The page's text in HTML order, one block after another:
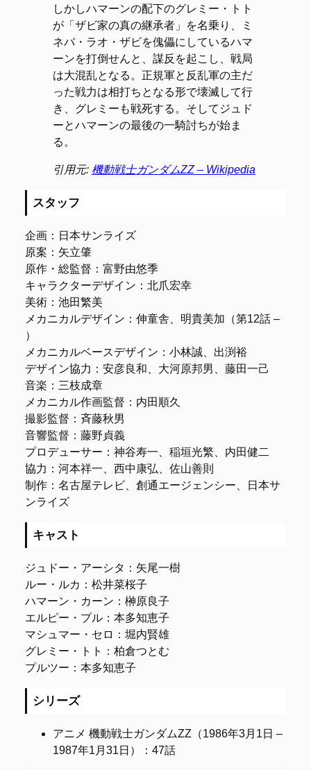
しかしハマーンの配下のグレミー・トト
が「ザビ家の真の継承者」を名乗り、ミ
ネバ・ラオ・ザビを傀儡にしているハマ
ーンを打倒せんと、謀反を起こし、戦局
は大混乱となる。正規軍と反乱軍の主だ
った戦力は相打ちとなる形で壊滅して行
き、グレミーも戦死する。そしてジュド
ーとハマーンの最後の一騎討ちが始ま
る。
引用元: 機動戦士ガンダムΖΖ – Wikipedia
スタッフ
企画：日本サンライズ
原案：矢立肇
原作・総監督：富野由悠季
キャラクターデザイン：北爪宏幸
美術：池田繁美
メカニカルデザイン：伸童舎、明貴美加（第12話 –
）
メカニカルベースデザイン：小林誠、出渕裕
デザイン協力：安彦良和、大河原邦男、藤田一己
音楽：三枝成章
メカニカル作画監督：内田順久
撮影監督：斉藤秋男
音響監督：藤野貞義
プロデューサー：神谷寿一、稲垣光繁、内田健二
協力：河本祥一、西中康弘、佐山善則
制作：名古屋テレビ、創通エージェンシー、日本サ
ンライズ
キャスト
ジュドー・アーシタ：矢尾一樹
ルー・ルカ：松井菜桜子
ハマーン・カーン：榊原良子
エルピー・プル：本多知恵子
マシュマー・セロ：堀内賢雄
グレミー・トト：柏倉つとむ
プルツー：本多知恵子
シリーズ
アニメ 機動戦士ガンダムΖΖ（1986年3月1日 –
1987年1月31日）：47話